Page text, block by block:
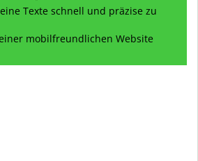
Texte schnell und präzise zu
mobilfreundlichen Website